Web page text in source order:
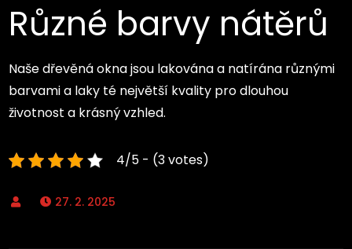
Různé barvy nátěrů
Naše dřevěná okna jsou lakována a natírána různými
barvami a laky té největší kvality pro dlouhou
životnost a krásný vzhled.
4/5 - (3 votes)
27. 2. 2025